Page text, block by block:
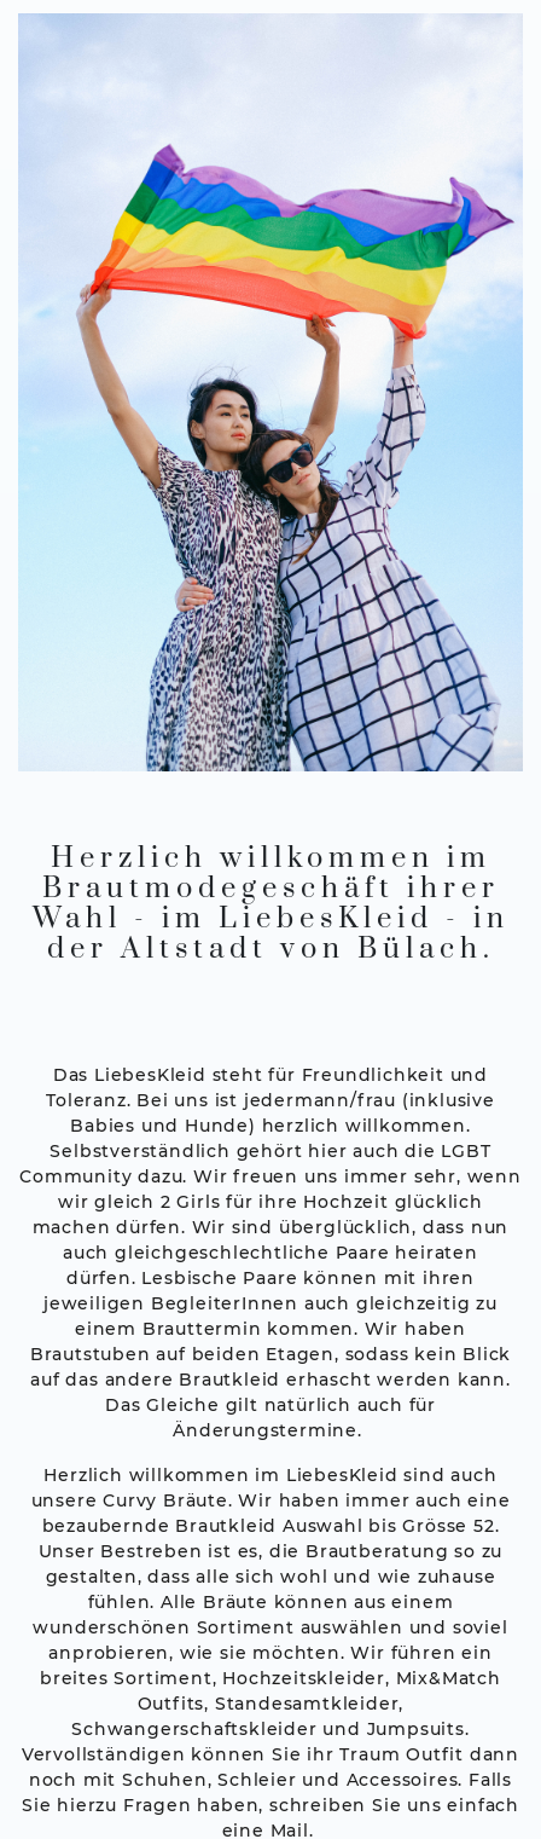
Herzlich willkommen im
Brautmodegeschäft ihrer
Wahl - im LiebesKleid - in
der Altstadt von Bülach.
Das LiebesKleid steht für Freundlichkeit und
Toleranz. Bei uns ist jedermann/frau (inklusive
Babies und Hunde) herzlich willkommen.
Selbstverständlich gehört hier auch die LGBT
Community dazu. Wir freuen uns immer sehr, wenn
wir gleich 2 Girls für ihre Hochzeit glücklich
machen dürfen. Wir sind überglücklich, dass nun
auch gleichgeschlechtliche Paare heiraten
dürfen. Lesbische Paare können mit ihren
jeweiligen BegleiterInnen auch gleichzeitig zu
einem Brauttermin kommen. Wir haben
Brautstuben auf beiden Etagen, sodass kein Blick
auf das andere Brautkleid erhascht werden kann.
Das Gleiche gilt natürlich auch für
Änderungstermine.
Herzlich willkommen im LiebesKleid sind auch
unsere Curvy Bräute. Wir haben immer auch eine
bezaubernde Brautkleid Auswahl bis Grösse 52.
Unser Bestreben ist es, die Brautberatung so zu
gestalten, dass alle sich wohl und wie zuhause
fühlen. Alle Bräute können aus einem
wunderschönen Sortiment auswählen und soviel
anprobieren, wie sie möchten. Wir führen ein
breites Sortiment, Hochzeitskleider, Mix&Match
Outfits, Standesamtkleider,
Schwangerschaftskleider und Jumpsuits.
Vervollständigen können Sie ihr Traum Outfit dann
noch mit Schuhen, Schleier und Accessoires. Falls
Sie hierzu Fragen haben, schreiben Sie uns einfach
eine Mail.